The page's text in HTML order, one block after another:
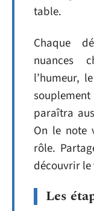
table.
Chaque
nuances
l’humeur,
paraîtra
On le note
rôle.
découvrir
Les